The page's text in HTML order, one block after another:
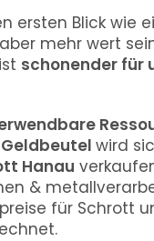
ersten Blick wie
mehr wert
schonender für
Geldbeutel wird
Hanau
&
für Schrott